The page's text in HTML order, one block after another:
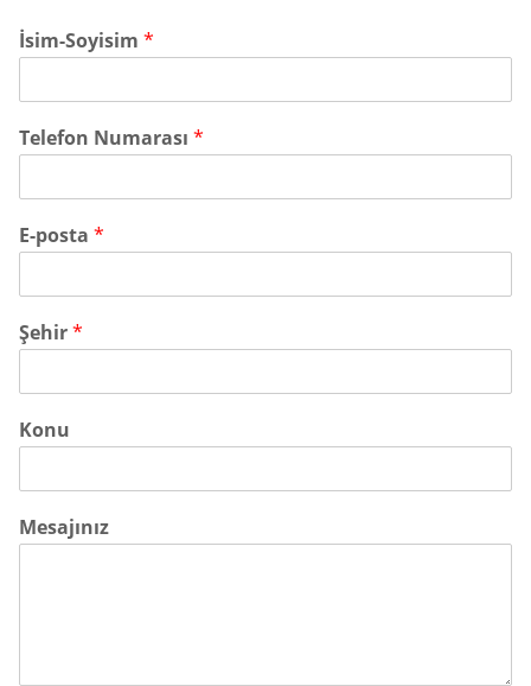
İsim-Soyisim *
Telefon Numarası *
E-posta *
Şehir*
Konu
Mesajınız